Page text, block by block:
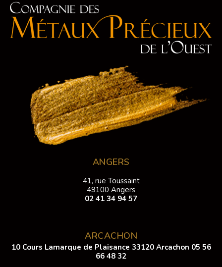
ANGERS
41, rue Toussaint
49100 Angers
02 41 34 94 57
ARCACHON
10 Cours Lamarque de Plaisance 33120 Arcachon 05 56
66 48 32